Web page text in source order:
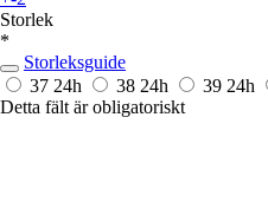
Storlek
*
Storleksguide
37 24h 38 24h 39 24h
Detta fält är obligatoriskt